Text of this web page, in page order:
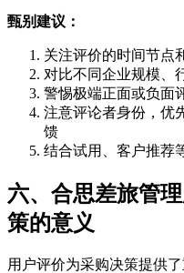
甄别建议：
关注评价的时间节点
对比不同企业规模、
警惕极端正面或负面
注意评论者身份，优
馈
结合试用、客户推荐
六、合思差旅管
策的意义
用户评价为采购决策提供